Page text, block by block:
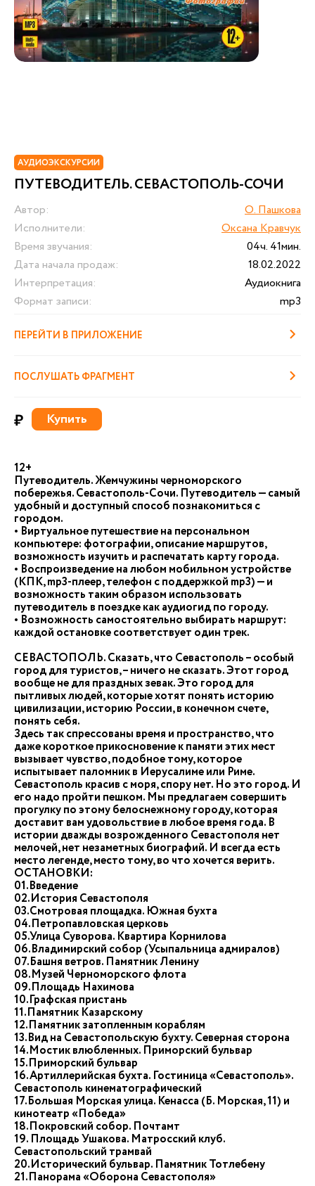
АУДИОЭКСКУРСИИ
ПУТЕВОДИТЕЛЬ. СЕВАСТОПОЛЬ-СОЧИ
Автор:
О. Пашкова
Исполнители:
Оксана Кравчук
Время звучания:
04ч. 41мин.
Дата начала продаж:
18.02.2022
Интерпретация:
Аудиокнига
Формат записи:
mp3
ПЕРЕЙТИ В ПРИЛОЖЕНИЕ
ПОСЛУШАТЬ ФРАГМЕНТ
₽ Купить
12+
Путеводитель. Жемчужины черноморского
побережья. Севастополь-Сочи. Путеводитель — самый
удобный и доступный способ познакомиться с
городом.
• Виртуальное путешествие на персональном
компьютере: фотографии, описание маршрутов,
возможность изучить и распечатать карту города.
• Воспроизведение на любом мобильном устройстве
(КПК, mp3-плеер, телефон с поддержкой mp3) — и
возможность таким образом использовать
путеводитель в поездке как аудиогид по городу.
• Возможность самостоятельно выбирать маршрут:
каждой остановке соответствует один трек.
СЕВАСТОПОЛЬ. Сказать, что Севастополь – особый
город для туристов, – ничего не сказать. Этот город
вообще не для праздных зевак. Это город для
пытливых людей, которые хотят понять историю
цивилизации, историю России, в конечном счете,
понять себя.
Здесь так спрессованы время и пространство, что
даже короткое прикосновение к памяти этих мест
вызывает чувство, подобное тому, которое
испытывает паломник в Иерусалиме или Риме.
Севастополь красив с моря, спору нет. Но это город. И
его надо пройти пешком. Мы предлагаем совершить
прогулку по этому белоснежному городу, которая
доставит вам удовольствие в любое время года. В
истории дважды возрожденного Севастополя нет
мелочей, нет незаметных биографий. И всегда есть
место легенде, место тому, во что хочется верить.
ОСТАНОВКИ:
01.Введение
02.История Севастополя
03.Смотровая площадка. Южная бухта
04.Петропавловская церковь
05.Улица Суворова. Квартира Корнилова
06.Владимирский собор (Усыпальница адмиралов)
07.Башня ветров. Памятник Ленину
08.Музей Черноморского флота
09.Площадь Нахимова
10.Графская пристань
11.Памятник Казарскому
12.Памятник затопленным кораблям
13.Вид на Севастопольскую бухту. Северная сторона
14.Мостик влюбленных. Приморский бульвар
15.Приморский бульвар
16.Артиллерийская бухта. Гостиница «Севастополь».
Севастополь кинематографический
17.Большая Морская улица. Кенасса (Б. Морская, 11) и
кинотеатр «Победа»
18.Покровский собор. Почтамт
19. Площадь Ушакова. Матросский клуб.
Севастопольский трамвай
20.Исторический бульвар. Памятник Тотлебену
21.Панорама «Оборона Севастополя»